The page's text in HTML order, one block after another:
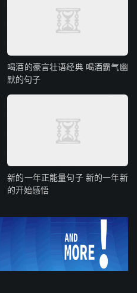
喝酒的豪言壮语经典 喝酒霸气幽
默的句子
新的一年正能量句子 新的一年新
的开始感悟